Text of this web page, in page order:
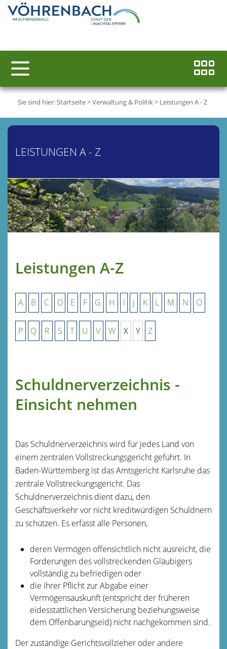
Sie sind hier:Startseite>Verwaltung & Politik> Leistungen A - Z
LEISTUNGEN A - Z
Leistungen A-Z
A B C D E F G H I J K L M N O
P Q R S T U V W X Y Z
Schuldnerverzeichnis -
Einsicht nehmen
Das Schuldnerverzeichnis wird für jedes Land von
einem zentralen Vollstreckungsgericht geführt. In
Baden-Württemberg ist das Amtsgericht Karlsruhe das
zentrale Vollstreckungsgericht. Das
Schuldnerverzeichnis dient dazu, den
Geschäftsverkehr vor nicht kreditwürdigen Schuldnern
zu schützen. Es erfasst alle Personen,
deren Vermögen offensichtlich nicht ausreicht, die
Forderungen des vollstreckenden Gläubigers
vollständig zu befriedigen oder
die ihrer Pflicht zur Abgabe einer
Vermögensauskunft (entspricht der früheren
eidesstattlichen Versicherung beziehungsweise
dem Offenbarungseid) nicht nachgekommen sind.
Der zuständige Gerichtsvollzieher oder andere